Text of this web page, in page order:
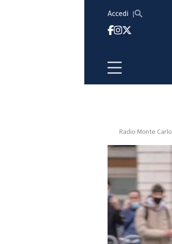
Accedi
HOME
RADIO
WEB
RADIO
PLAYLIST
Radio Monte Carlo